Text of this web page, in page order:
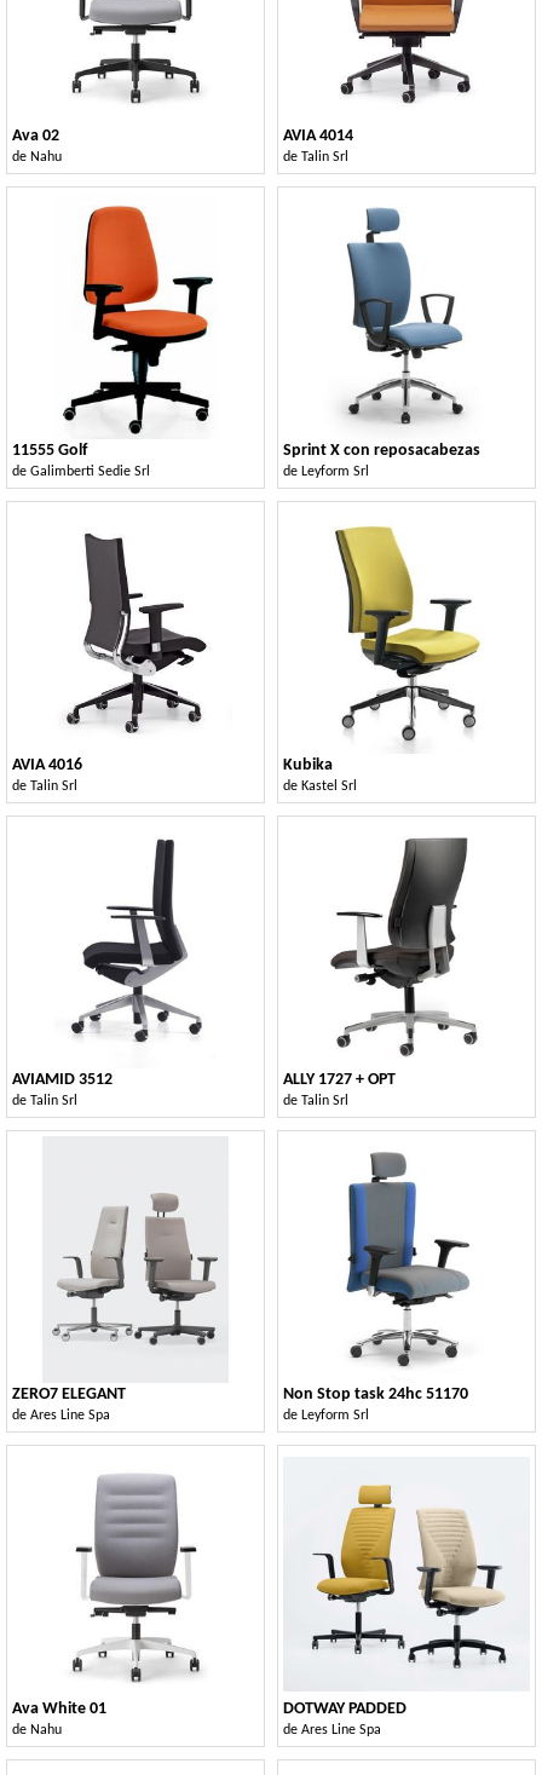
Ava 02
de Nahu
AVIA 4014
de Talin Srl
11555 Golf
de Galimberti Sedie Srl
Sprint X con reposacabezas
de Leyform Srl
AVIA 4016
de Talin Srl
Kubika
de Kastel Srl
AVIAMID 3512
de Talin Srl
ALLY 1727 + OPT
de Talin Srl
ZERO7 ELEGANT
de Ares Line Spa
Non Stop task 24hc 51170
de Leyform Srl
Ava White 01
de Nahu
DOTWAY PADDED
de Ares Line Spa